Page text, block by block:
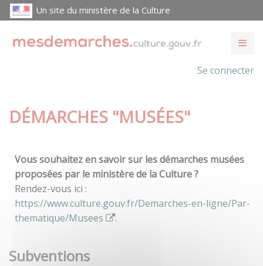
Un site du ministère de la Culture
Se connecter
DÉMARCHES "MUSÉES"
Vous souhaitez en savoir sur les démarches musées
proposées par le ministère de la Culture ?
Rendez-vous ici :
https://www.culture.gouv.fr/Demarches-en-ligne/Par-
thematique/Musees
.
Subventions